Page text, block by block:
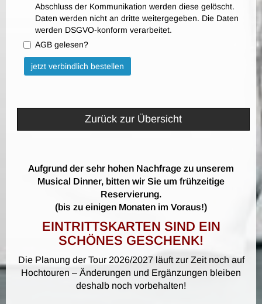
Abschluss der Kommunikation werden diese gelöscht.
Daten werden nicht an dritte weitergegeben. Die Daten
werden DSGVO-konform verarbeitet.
AGB gelesen?
Bitte nicht ausfüllen.
jetzt verbindlich bestellen
Zurück zur Übersicht
Aufgrund der sehr hohen Nachfrage zu unserem
Musical Dinner, bitten wir Sie um frühzeitige
Reservierung.
(bis zu einigen Monaten im Voraus!)
EINTRITTSKARTEN SIND EIN
SCHÖNES GESCHENK!
Die Planung der Tour 2026/2027 läuft zur Zeit noch auf
Hochtouren – Änderungen und Ergänzungen bleiben
deshalb noch vorbehalten!